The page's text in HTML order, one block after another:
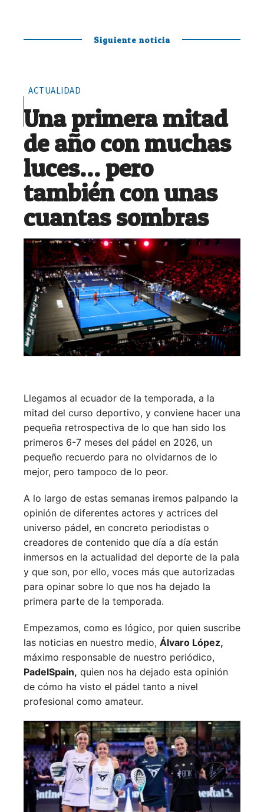
Siguiente noticia
ACTUALIDAD
Una primera mitad
de año con muchas
luces… pero
también con unas
cuantas sombras
Llegamos al ecuador de la temporada, a la
mitad del curso deportivo, y conviene hacer una
pequeña retrospectiva de lo que han sido los
primeros 6-7 meses del pádel en 2026, un
pequeño recuerdo para no olvidarnos de lo
mejor, pero tampoco de lo peor.
A lo largo de estas semanas iremos palpando la
opinión de diferentes actores y actrices del
universo pádel, en concreto periodistas o
creadores de contenido que día a día están
inmersos en la actualidad del deporte de la pala
y que son, por ello, voces más que autorizadas
para opinar sobre lo que nos ha dejado la
primera parte de la temporada.
Empezamos, como es lógico, por quien suscribe
las noticias en nuestro medio, Álvaro López,
máximo responsable de nuestro periódico,
PadelSpain, quien nos ha dejado esta opinión
de cómo ha visto el pádel tanto a nivel
profesional como amateur.